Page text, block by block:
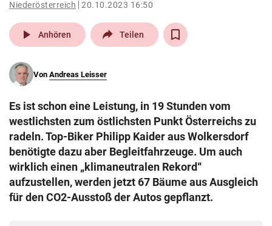
pin_drop
Wien arrow_right
search
eingeben
© Krone Multimedia GmbH & Co KG 2026
Muthgasse 2, 1190 Wien
Niederösterreich 20.10.2023 16:50
play_arrow Anhören Teilen
Von Andreas Leisser
Es ist schon eine Leistung, in 19 Stunden vom
westlichsten zum östlichsten Punkt Österreichs zu
radeln. Top-Biker Philipp Kaider aus Wolkersdorf
benötigte dazu aber Begleitfahrzeuge. Um auch
wirklich einen „klimaneutralen Rekord“
aufzustellen, werden jetzt 67 Bäume aus Ausgleich
für den CO2-Ausstoß der Autos gepflanzt.